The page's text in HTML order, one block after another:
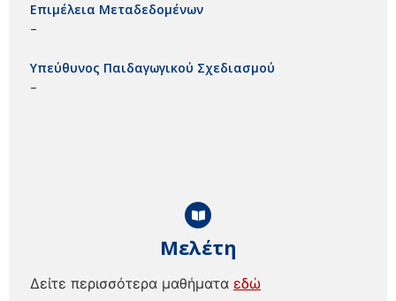
Μελέτη
Δείτε περισσότερα μαθήματα εδώ
Επιμέλεια Μεταδεδομένων
–
Υπεύθυνος Παιδαγωγικού Σχεδιασμού
–